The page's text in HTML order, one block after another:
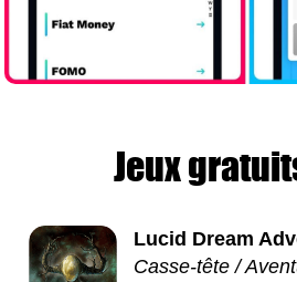
Jeux
Lucid Dream
Casse-tête /